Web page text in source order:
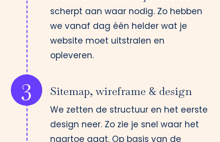
scherpt aan waar nodig. Zo hebben
we vanaf dag één helder wat je
website moet uitstralen en
opleveren.
3 Sitemap, wireframe & design
We zetten de structuur en het eerste
design neer. Zo zie je snel waar het
naartoe gaat. Op basis van de